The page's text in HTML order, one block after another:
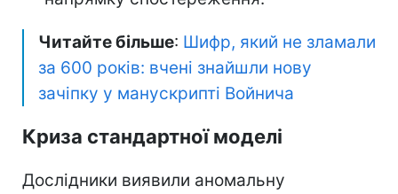
Читайте більше: Шифр, який не зламали
за 600 років: вчені знайшли нову
зачіпку у манускрипті Войнича
Криза стандартної моделі
Дослідники виявили аномальну